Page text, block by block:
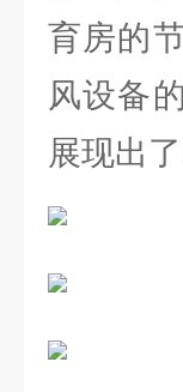
育房的
风设备
展现出